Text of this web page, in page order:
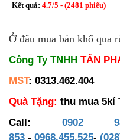
Kết quả: 4.7/5 - (2481 phiếu)
Ở đâu mua bán khổ qua
Công Ty TNHH TẤN
MST: 0313.462.404
Quà Tặng: thu mua 5kí
Call: 0902
853 - 0968.455.525-